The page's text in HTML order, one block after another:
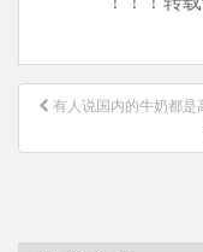
文
导
有人说国内的牛奶都是